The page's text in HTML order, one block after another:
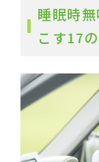
睡眠時
こす17